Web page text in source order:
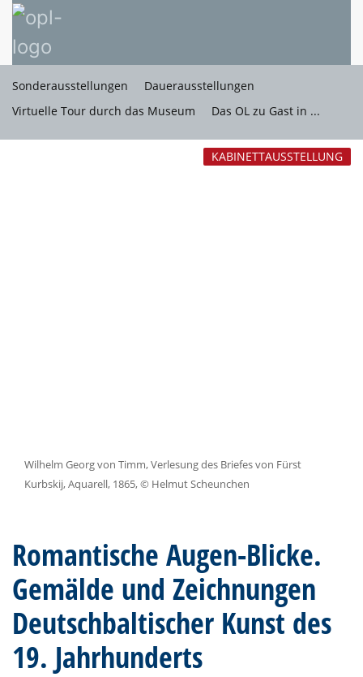
Sonderausstellungen
Dauerausstellungen
Virtuelle Tour durch das Museum
Das OL zu Gast in ...
KABINETTAUSSTELLUNG
Wilhelm Georg von Timm, Verlesung des Briefes von Fürst
Kurbskij, Aquarell, 1865, © Helmut Scheunchen
Romantische Augen-Blicke.
Gemälde und Zeichnungen
Deutschbaltischer Kunst des
19. Jahrhunderts